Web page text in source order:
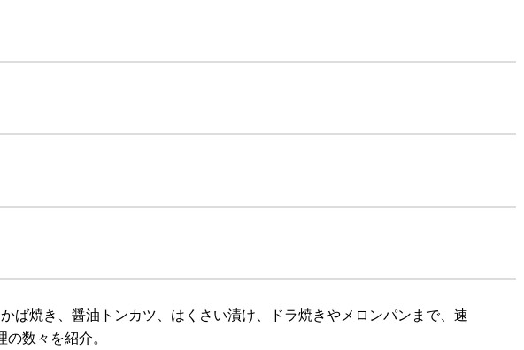
ば焼き、醤油トンカツ、はくさい漬け、ドラ焼きやメロンパンまで、速
数々を紹介。